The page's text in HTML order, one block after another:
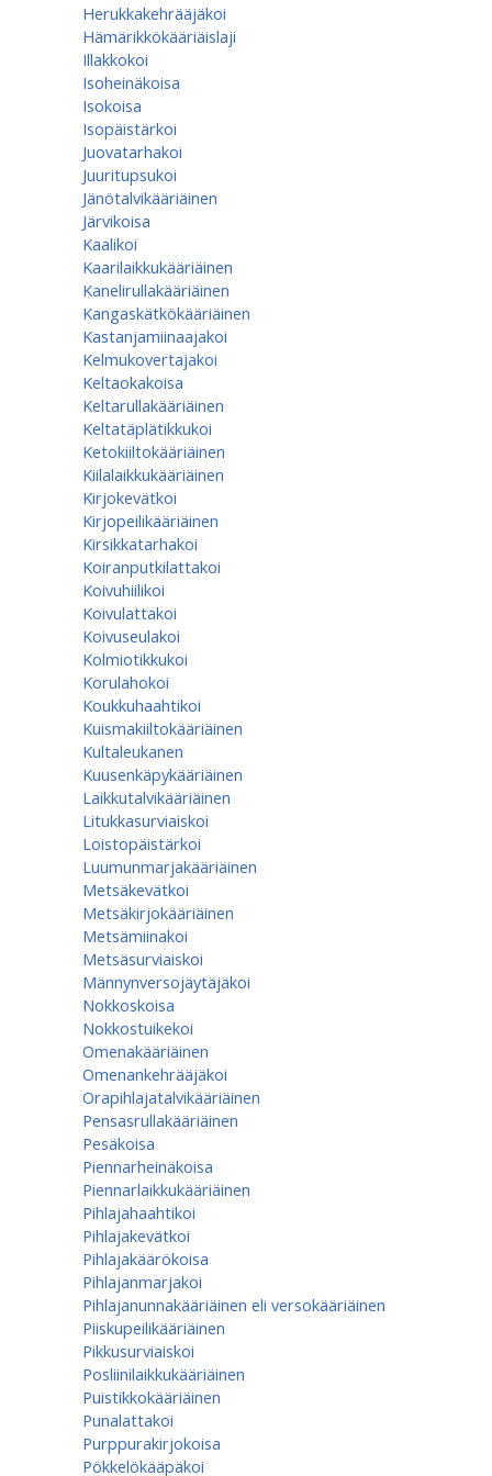
Herukkakehrääjäkoi
Hämärikkökääriäislaji
Illakkokoi
Isoheinäkoisa
Isokoisa
Isopäistärkoi
Juovatarhakoi
Juuritupsukoi
Jänötalvikääriäinen
Järvikoisa
Kaalikoi
Kaarilaikkukääriäinen
Kanelirullakääriäinen
Kangaskätkökääriäinen
Kastanjamiinaajakoi
Kelmukovertajakoi
Keltaokakoisa
Keltarullakääriäinen
Keltatäplätikkukoi
Ketokiiltokääriäinen
Kiilalaikkukääriäinen
Kirjokevätkoi
Kirjopeilikääriäinen
Kirsikkatarhakoi
Koiranputkilattakoi
Koivuhiilikoi
Koivulattakoi
Koivuseulakoi
Kolmiotikkukoi
Korulahokoi
Koukkuhaahtikoi
Kuismakiiltokääriäinen
Kultaleukanen
Kuusenkäpykääriäinen
Laikkutalvikääriäinen
Litukkasurviaiskoi
Loistopäistärkoi
Luumunmarjakääriäinen
Metsäkevätkoi
Metsäkirjokääriäinen
Metsämiinakoi
Metsäsurviaiskoi
Männynversojäytäjäkoi
Nokkoskoisa
Nokkostuikekoi
Omenakääriäinen
Omenan­kehrääjä­koi
Orapihlajatalvikääriäinen
Pensasrullakääriäinen
Pesäkoisa
Piennarheinäkoisa
Piennarlaikkukääriäinen
Pihlajahaahtikoi
Pihlajakevätkoi
Pihlajakäärökoisa
Pihlajanmarjakoi
Pihlajanunnakääriäinen eli versokääriäinen
Piiskupeilikääriäinen
Pikkusurviaiskoi
Posliinilaikkukääriäinen
Puistikkokääriäinen
Punalattakoi
Purppurakirjokoisa
Pökkelökääpäkoi